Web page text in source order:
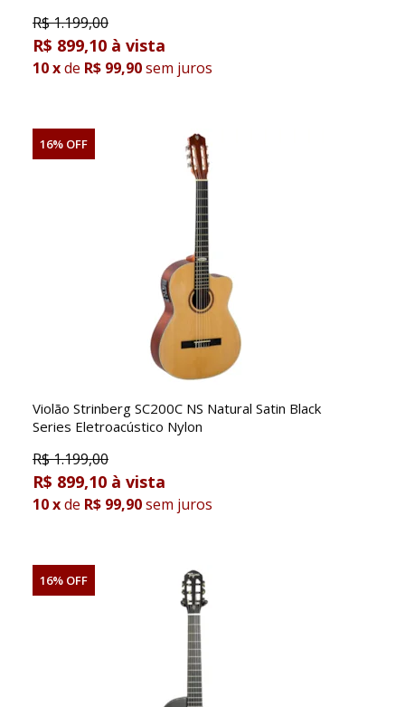
R$1.199,00
R$ 899,10
10xde R$ 99,90sem juros
16% OFF
Violão Strinberg SC200C NS Natural Satin Black
Series Eletroacústico Nylon
R$1.199,00
R$ 899,10
10xde R$ 99,90sem juros
16% OFF